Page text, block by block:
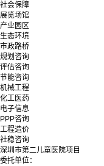
社会保障
展览场馆
产业园区
生态环境
市政路桥
规划咨询
评估咨询
节能咨询
机械工程
化工医药
电子信息
PPP咨询
工程造价
社稳咨询
深圳市第二儿童医院项目
委托单位：